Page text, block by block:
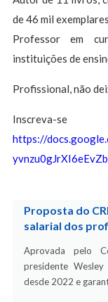
de 46 mil
Professor em
instituições de
Profissional, não
https://
Proposta do
salarial dos
Aprovada pelo
presidente
desde 2022 e